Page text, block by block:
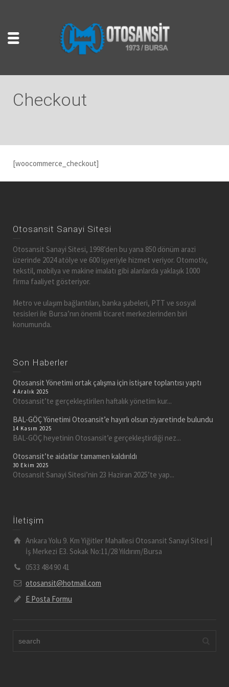
Checkout
[woocommerce_checkout]
Otosansit Sanayi Sitesi
Otosansit Sanayi Sitesi, 1998’den bu yana 850 dönüm arazi
üzerinde 2024 atölye ve 600 işyeriyle hizmet veriyor. Otomotiv,
tekstil, mobilya ve makine imalatı gibi alanlarda yaklaşık 1000
firma faaliyet gösteriyor.
Metro ve ulaşım bağlantıları, banka şubeleri, PTT ve sosyal
tesisleri ile Bursa’nın önemli ticaret merkezlerinden biri
konumunda.
Son Haberler
Otosansit Yönetimi ortak çalışma için istişare toplantısı yaptı
4 Aralık 2025
Otosansit’te gerçekleştirilen haftalık yönetim kur...
BAL-GÖÇ Yönetimi Otosansit’e hayırlı olsun ziyaretinde bulundu
14 Kasım 2025
BAL-GÖÇ heyetinin Otosansit’e gerçekleştirdiği nez...
Otosansit’te aidatlar tamamen kaldırıldı
30 Ekim 2025
Otosansit Sanayi Sitesi’nin 23 Haziran 2025’te yap...
İletişim
Ankara Yolu 9. Km Yiğitler Mahallesi Otosansit Sanayi Sitesi |
İş Merkezi E3. Sokak No:11/28 Yıldırım/Bursa
0533 484 90 41
otosansit@hotmail.com
E Posta Formu